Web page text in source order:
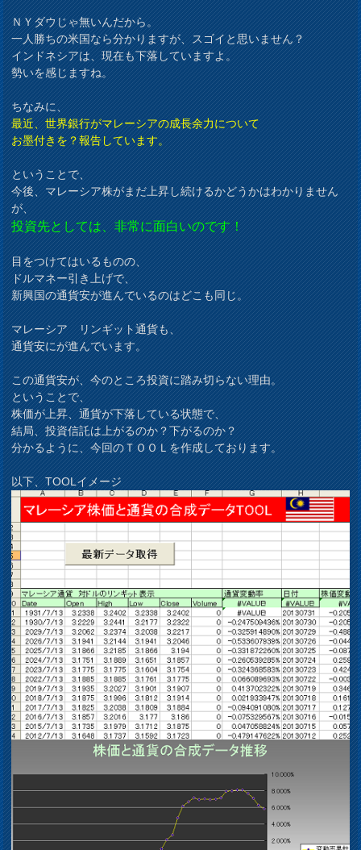
ＮＹダウじゃ無いんだから。
一人勝ちの米国なら分かりますが、スゴイと思いません？
インドネシアは、現在も下落していますよ。
勢いを感じますね。
ちなみに、
最近、世界銀行がマレーシアの成長余力について
お墨付きを？報告しています。
ということで、
今後、マレーシア株がまだ上昇し続けるかどうかはわかりません
が、
投資先としては、非常に面白いのです！
目をつけてはいるものの、
ドルマネー引き上げで、
新興国の通貨安が進んでいるのはどこも同じ。
マレーシア リンギット通貨も、
通貨安にが進んでいます。
この通貨安が、今のところ投資に踏み切らない理由。
ということで、
株価が上昇、通貨が下落している状態で、
結局、投資信託は上がるのか？下がるのか？
分かるように、今回のＴＯＯＬを作成しております。
以下、TOOLイメージ